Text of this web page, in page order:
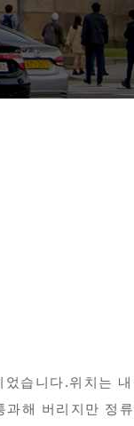
습니다.위치는
해 버리지만 정